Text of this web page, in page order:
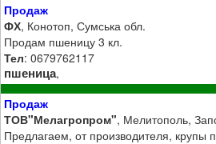
Продаж
ФХ, Конотоп, Сумська обл.
Продам пшеницу 3 кл.
Тел: 0679762117
пшеница,
Продаж
ТОВ"Мелагропром", Мелитополь,
Предлагаем, от производителя, крупы